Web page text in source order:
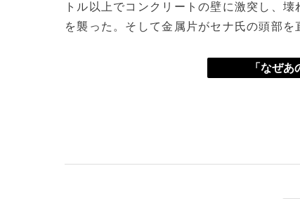
トル以上でコンクリートの壁に激突し、
を襲った。そして金属片がセナ氏の頭部を
「なぜ